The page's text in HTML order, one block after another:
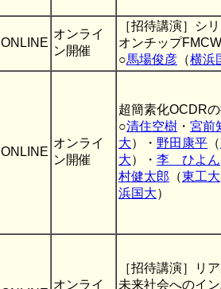
ONLINE
オンライ
ン開催
［招待講演］シ
オンチップ
○馬場俊彦 （横浜
ONLINE
オンライ
ン開催
超簡素化OCDR
○清住空樹 ・ 宮前
大）・ 野田康平 （
大）・ 李 ひよん
村健太郎 （東工大
浜国大）
オンライ
［招待講演］リ
未来社会へのイ